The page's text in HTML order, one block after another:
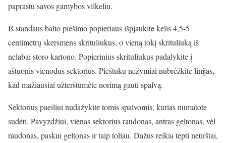
paprastu savos gamybos vilkeliu.
Iš standaus balto piešimo popieriaus išpjaukite kelis 4,5-5
centimetrų skersmens skrituliukus, o vieną tokį skrituliuką iš
nelabai storo kartono. Popierinius skrituliukus padalykite į
aštuonis vienodus sektorius. Pieštuku nežymiai nubrėžkite linijas,
kad mažiausiai užterštumėte norimą gauti spalvą.
Sektorius paeiliui nudažykite tomis spalvomis, kurias numatote
sudėti. Pavyzdžiui, vienas sektorius raudonas, antras geltonas, vėl
raudonas, paskui geltonas ir taip toliau. Dažus reikia tepti netirštai,